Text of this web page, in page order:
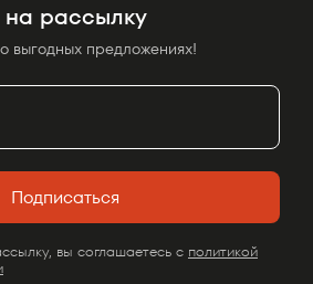
рассылку
выгодных предложениях!
Подписаться
вы соглашаетесь с политикой